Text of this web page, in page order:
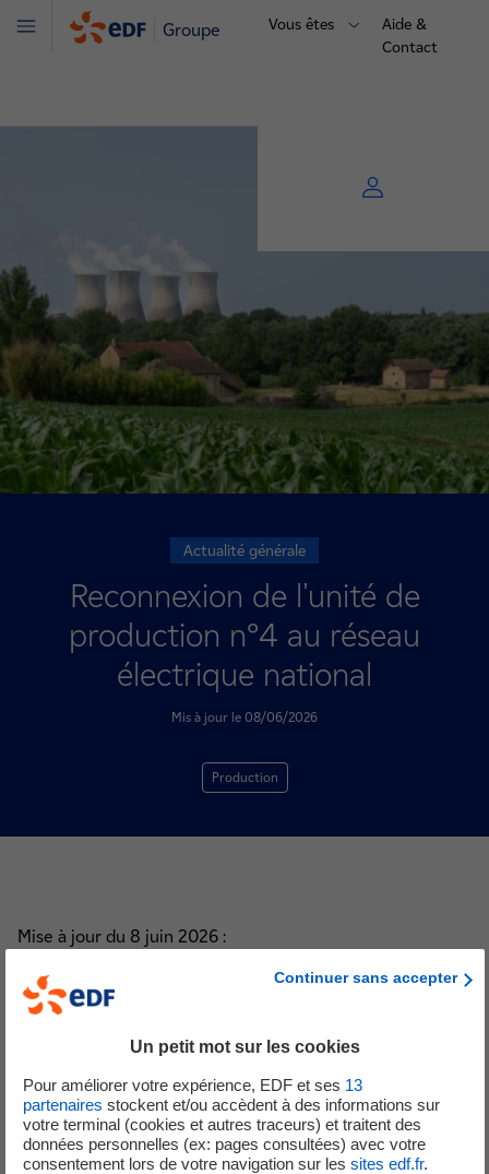
Groupe Vous êtes
Aide &
Contact
Menu
Actualité générale
Reconnexion de l'unité de
production n°4 au réseau
électrique national
Mis à jour le 08/06/2026
Production
Mise à jour du 8 juin 2026 :
L’unité de production n°4 a été reconnectée au réseau
national d’électricité ce dimanche 7 juin 2026 à 16h30.
pour adapter la production aux
besoins électriques du
réseau. Cet arrêt de courte durée a également permis aux
équipes de la centrale de réaliser des activités de
maintenance.
Continuer sans accepter
Un petit mot sur les cookies
Pour améliorer votre expérience, EDF et ses 13
partenaires stockent et/ou accèdent à des informations sur
votre terminal (cookies et autres traceurs) et traitent des
données personnelles (ex: pages consultées) avec votre
consentement lors de votre navigation sur les sites edf.fr.